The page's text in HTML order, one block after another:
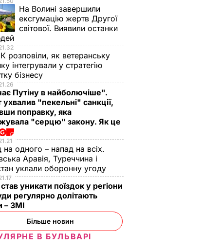
На Волині завершили
ексгумацію жертв Другої
світової. Виявили останки
розповіли, як ветеранську
інтегрували у стратегію
бізнесу
Путіну в найболючіше".
ухвалив "пекельні" санкції,
поправку, яка
"серцю" закону. Як це
на одного – напад на всіх.
Аравія, Туреччина і
уклали оборонну угоду
уникати поїздок у регіони
регулярно долітають
– ЗМІ
Більше новин
В БУЛЬВАРІ